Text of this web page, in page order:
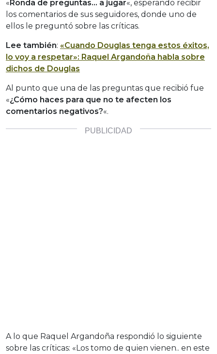
« Ronda de preguntas… a jugar«, esperando recibir
los comentarios de sus seguidores, donde uno de
ellos le preguntó sobre las críticas.
Lee también: «Cuando Douglas tenga estos éxitos,
lo voy a respetar»: Raquel Argandoña habla sobre
dichos de Douglas
Al punto que una de las preguntas que recibió fue
«¿Cómo haces para que no te afecten los
comentarios negativos?«.
A lo que Raquel Argandoña respondió lo siguiente
sobre las críticas: «Los tomo de quien vienen.. en este